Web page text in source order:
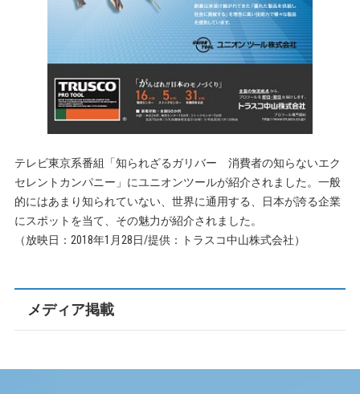
テレビ東京系番組「知られざるガリバー 消費者の知らないエク
セレントカンパニー」にユニオンツールが紹介されました。一般
的にはあまり知られていない、世界に通用する、日本が誇る企業
にスポットを当て、その魅力が紹介されました。
（放映日：2018年1月28日/提供：トラスコ中山株式会社）
メディア掲載